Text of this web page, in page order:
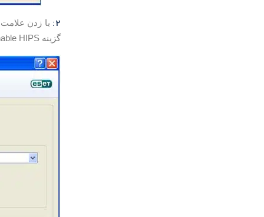
2:
گزینه Enable HIPS را بردارید.(بدون تیک باشند)